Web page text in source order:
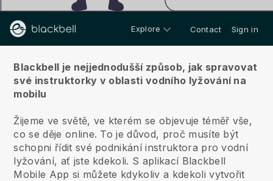
Explore Contact Sign in
Blackbell je nejjednodušší způsob, jak spravovat
své instruktorky v oblasti vodního lyžování na
mobilu
Žijeme ve světě, ve kterém se objevuje téměř vše,
co se děje online. To je důvod, proč musíte být
schopni řídit své podnikání instruktora pro vodní
lyžování, ať jste kdekoli. S aplikací Blackbell
Mobile App si můžete kdykoliv a kdekoli vytvořit